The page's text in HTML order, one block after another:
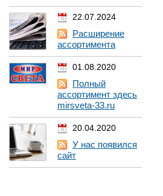
22.07.2024
Расширение
ассортимента
01.08.2020
Полный
ассортимент здесь
mirsveta-33.ru
20.04.2020
У нас появился
сайт